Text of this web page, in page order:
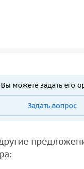
Вы можете задать его
Задать вопрос